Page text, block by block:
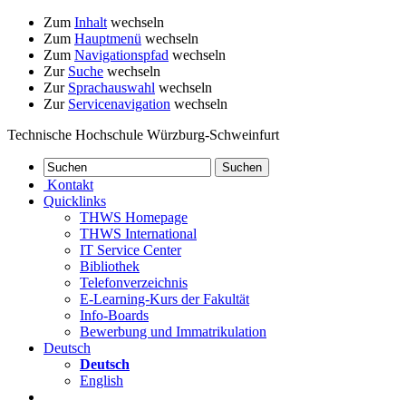
Zum Inhalt wechseln
Zum Hauptmenü wechseln
Zum Navigationspfad wechseln
Zur Suche wechseln
Zur Sprachauswahl wechseln
Zur Servicenavigation wechseln
Technische Hochschule Würzburg-Schweinfurt
Kontakt
Quicklinks
THWS Homepage
THWS International
IT Service Center
Bibliothek
Telefonverzeichnis
E-Learning-Kurs der Fakultät
Info-Boards
Bewerbung und Immatrikulation
Deutsch
Deutsch
English